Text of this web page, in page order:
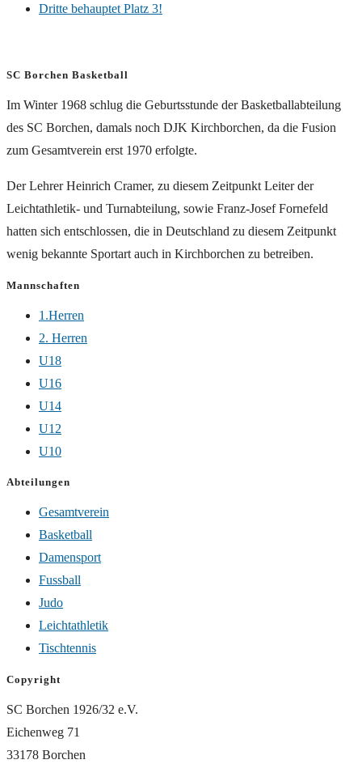
Dritte behauptet Platz 3!
SC Borchen Basketball
Im Winter 1968 schlug die Geburtsstunde der Basketballabteilung
des SC Borchen, damals noch DJK Kirchborchen, da die Fusion
zum Gesamtverein erst 1970 erfolgte.
Der Lehrer Heinrich Cramer, zu diesem Zeitpunkt Leiter der
Leichtathletik- und Turnabteilung, sowie Franz-Josef Fornefeld
hatten sich entschlossen, die in Deutschland zu diesem Zeitpunkt
wenig bekannte Sportart auch in Kirchborchen zu betreiben.
Mannschaften
1.Herren
2. Herren
U18
U16
U14
U12
U10
Abteilungen
Gesamtverein
Basketball
Damensport
Fussball
Judo
Leichtathletik
Tischtennis
Copyright
SC Borchen 1926/32 e.V.
Eichenweg 71
33178 Borchen